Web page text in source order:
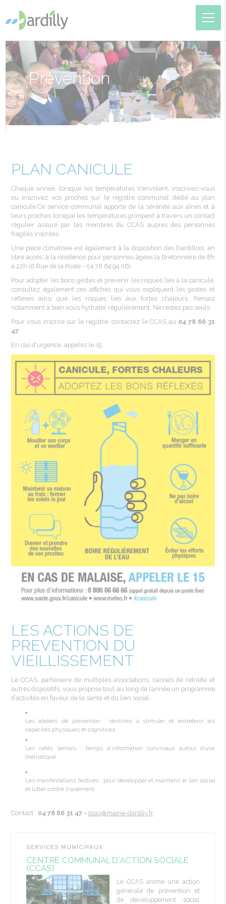
Prévention
PLAN CANICULE
Chaque année, lorsque les températures s'envolent, inscrivez-vous
ou inscrivez vos proches sur le registrecommunal dédiéau plan
canicule.Ce service communalapporte de la sérénitéaux aînéset à
leurs proches lorsqueles températures grimpent àtravers un contact
régulier assurépar les membresduCCAS auprèsdes personnes
fragiles inscrites.
Une pièce climatiséeest égalementà la disposition des Dardillois, en
libre accès, à la résidence pour personnes âgéesla Bretonnière de 8h
à 22h (6 Rue de la Poste- 04 78 64 94 06).
Pour adopter les bons gesteset prévenir les risques liésà lacanicule,
consultez également ces affichesquivous expliquent lesgestes et
réflexes
ainsi que les risques liés aux fortes chaleurs. Pensez
notamment à bien voushydrater régulièrement. Ne restez pas seuls.
Pour vousinscrire sur le registre, contactez le CCASau 04 78 66 31
47.
En cas d'urgence, appelez le 15.​​
LES ACTIONS DE
PREVENTION DU
VIEILLISSEMENT
Le CCAS, partenaire de multiples associations, caisses de retraite et
autres dispositifs, vous propose tout au long de l’année un programme
d’activités en faveur de la santé et du lien social :
Les ateliers de prévention : destinés à stimuler et entretenir les
capacités physiques et cognitives.
Les cafés seniors : temps d’information conviviaux autour d’une
thématique.
Les manifestations festives : pour développer et maintenir le lien social
et lutter contre l’isolement.
Contact : 04 78 66 31 47 - ccas@mairie-dardily.fr
SERVICES MUNICIPAUX
CENTRE COMMUNAL D'ACTION SOCIALE
(CCAS)
Le CCAS anime une action
générale de prévention et
de développement social